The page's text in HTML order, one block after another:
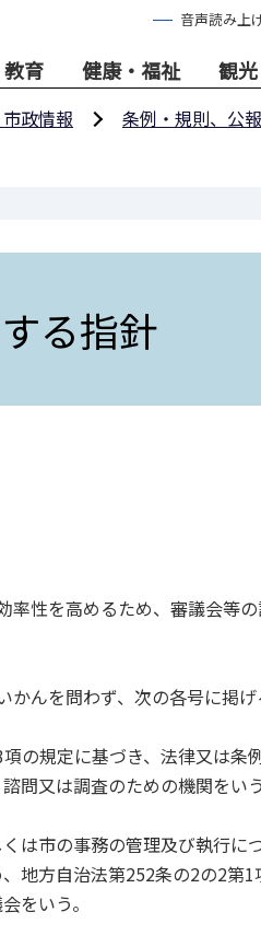
音声読み上
育 健康・福祉 観
政情報 条例・規則、公
る指針
性を高めるため、審議会等
んを問わず、次の各号に掲げ
の規定に基づき、法律又は条
問又は調査のための機関をいう
は市の事務の管理及び執行に
地方自治法第252条の2の2第
をいう。